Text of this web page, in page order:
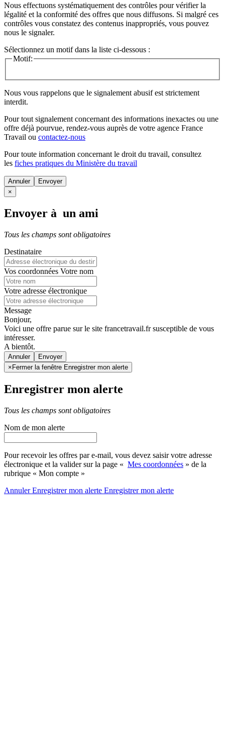
Nous effectuons systématiquement des contrôles pour vérifier la
légalité et la conformité des offres que nous diffusons. Si malgré ces
contrôles vous constatez des contenus inappropriés, vous pouvez
nous le signaler.
Sélectionnez un motif dans la liste ci-dessous :
Motif:
Nous vous rappelons que le signalement abusif est strictement
interdit.
Pour tout signalement concernant des informations inexactes ou une
offre déjà pourvue, rendez-vous auprès de votre agence France
Travail ou contactez-nous
Pour toute information concernant le droit du travail, consultez
les fiches pratiques du Ministère du travail
Annuler
×
Envoyer à un ami
Tous les champs sont obligatoires
Destinataire
Vos coordonnées Votre nom
Votre adresse électronique
Message
Bonjour,
Voici une offre parue sur le site francetravail.fr susceptible de vous
intéresser.
A bientôt.
Annuler
× Fermer la fenêtre Enregistrer mon alerte
Enregistrer mon alerte
Tous les champs sont obligatoires
Nom de mon alerte
Pour recevoir les offres par e-mail, vous devez saisir votre adresse
électronique et la valider sur la page « Mes coordonnées » de la
rubrique « Mon compte »
AnnulerEnregistrer mon alerte Enregistrermon alerte